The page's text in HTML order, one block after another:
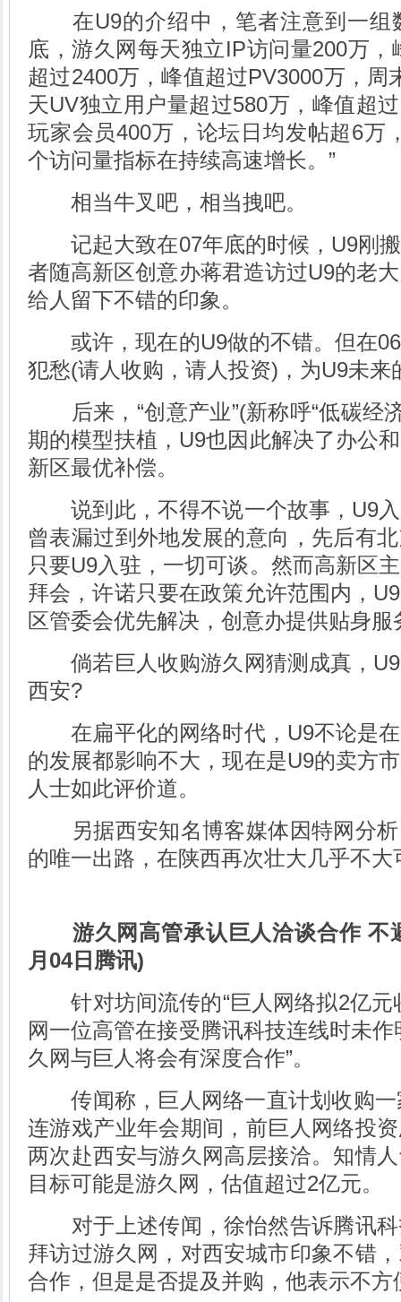
在U9的介绍中，笔者注意到一组
底，游久网每天独立IP访问量200万
超过2400万，峰值超过PV3000万，周
天UV独立用户量超过580万，峰值超
玩家会员400万，论坛日均发帖超6万
个访问量指标在持续高速增长。”
相当牛叉吧，相当拽吧。
记起大致在07年底的时候，U9刚搬
者随高新区创意办蒋君造访过U9的老
给人留下不错的印象。
或许，现在的U9做的不错。但在06
犯愁(请人收购，请人投资)，为U9未
后来，“创意产业”(新称呼“低碳经
期的模型扶植，U9也因此解决了办公
新区最优补偿。
说到此，不得不说一个故事，U9入
曾表漏过到外地发展的意向，先后有
只要U9入驻，一切可谈。然而高新区
拜会，许诺只要在政策允许范围内，
区管委会优先解决，创意办提供贴身
倘若巨人收购游久网猜测成真，U9
西安?
在扁平化的网络时代，U9不论是在
的发展都影响不大，现在是U9的卖方
人士如此评价道。
另据西安知名博客媒体因特网分析
的唯一出路，在陕西再次壮大几乎不大
游久网高管承认巨人洽谈合作 不
月04日腾讯)
针对坊间流传的“巨人网络拟2亿元
网一位高管在接受腾讯科技连线时未
久网与巨人将会有深度合作”。
传闻称，巨人网络一直计划收购一
连游戏产业年会期间，前巨人网络投
两次赴西安与游久网高层接洽。知情
目标可能是游久网，估值超过2亿元。
对于上述传闻，徐怡然告诉腾讯科
拜访过游久网，对西安城市印象不错
合作，但是是否提及并购，他表示不方